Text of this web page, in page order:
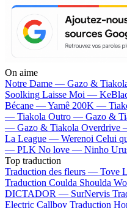
On aime
Notre Dame — Gazo &
Soolking Laisse Moi —
Bécane —Yamê 200K —
— Tiakola Outro — Gazo &
— Gazo & Tiakola Overdrive
La League — Werenoi Celui
— PLK No love — Ninho
Top traduction
Traduction des fleurs — Tove
Traduction Coulda Shoulda
DICTADOR — SurNervis
Electric Callboy Traduction